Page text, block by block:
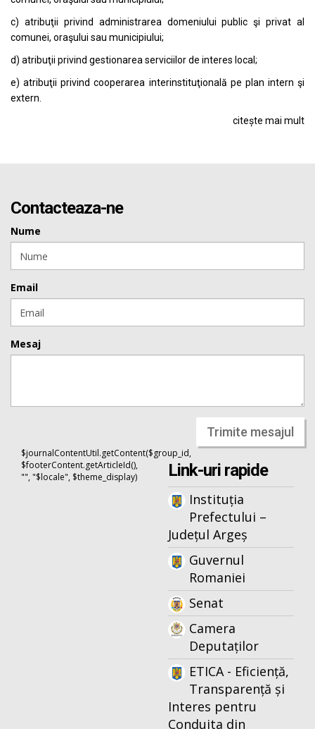
c) atribuţii privind administrarea domeniului public şi privat al
comunei, oraşului sau municipiului;
d) atribuţii privind gestionarea serviciilor de interes local;
e) atribuţii privind cooperarea interinstituţională pe plan intern şi
extern.
citește mai mult
Contacteaza-ne
Nume
Email
Mesaj
Trimite mesajul
$journalContentUtil.getContent($group_id,
$footerContent.getArticleId(),
"", "$locale", $theme_display)
Link-uri rapide
Instituția
Prefectului –
Județul Argeș
Guvernul
Romaniei
Senat
Camera
Deputaților
ETICA - Eficiență,
Transparență și
Interes pentru
Conduita din